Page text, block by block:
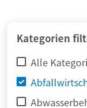
Kategorien
Alle